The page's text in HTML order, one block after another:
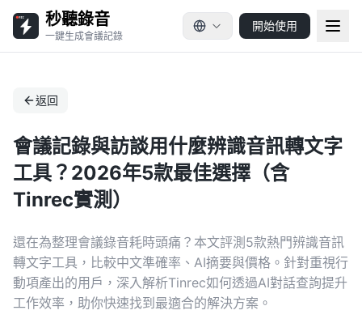
秒聽錄音
一鍵生成會議記錄
開始使用
返回
會議記錄與訪談用什麼辨識音訊轉文字
工具？2026年5款最佳選擇（含
Tinrec實測）
還在為整理會議錄音耗時頭痛？本文評測5款熱門辨識音訊
轉文字工具，比較中文準確率、AI摘要與價格。針對重視行
動項產出的用戶，深入解析Tinrec如何透過AI對話查詢提升
工作效率，助你快速找到最適合的解決方案。